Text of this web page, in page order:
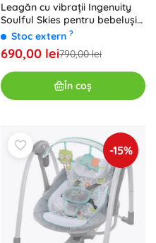
Leagăn cu vibrații Ingenuity
Soulful Skies pentru bebeluși
până la 9 kg
Stoc extern ?
690,00 lei790,00 lei
În coș
-15%